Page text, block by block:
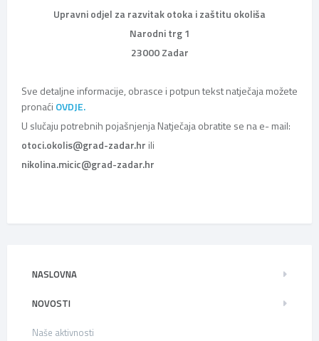
Upravni odjel za razvitak otoka i zaštitu okoliša
Narodni trg 1
23000 Zadar
Sve detaljne informacije, obrasce i potpun tekst natječaja možete
pronaći OVDJE.
U slučaju potrebnih pojašnjenja Natječaja obratite se na e- mail:
otoci.okolis@grad-zadar.hr ili
nikolina.micic@grad-zadar.hr
NASLOVNA
NOVOSTI
Naše aktivnosti